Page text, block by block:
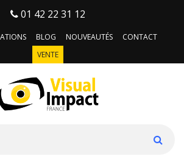
01 42 22 31 12
BLOG NOUVEAUTÉS
CONTACT
VENTE